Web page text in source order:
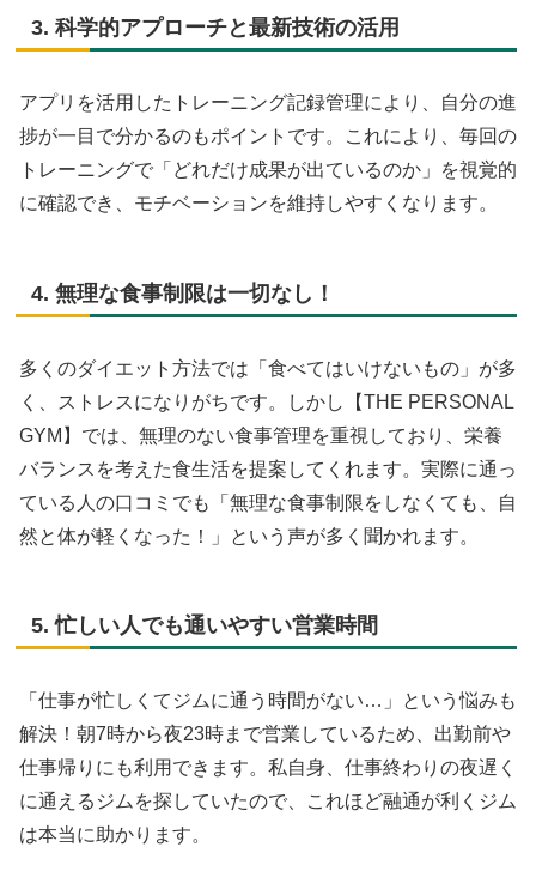
3. 科学的アプローチと最新技術の活用
アプリを活用したトレーニング記録管理により、自分の進
捗が一目で分かるのもポイントです。これにより、毎回の
トレーニングで「どれだけ成果が出ているのか」を視覚的
に確認でき、モチベーションを維持しやすくなります。
4. 無理な食事制限は一切なし！
多くのダイエット方法では「食べてはいけないもの」が多
く、ストレスになりがちです。しかし【THE PERSONAL
GYM】では、無理のない食事管理を重視しており、栄養
バランスを考えた食生活を提案してくれます。実際に通っ
ている人の口コミでも「無理な食事制限をしなくても、自
然と体が軽くなった！」という声が多く聞かれます。
5. 忙しい人でも通いやすい営業時間
「仕事が忙しくてジムに通う時間がない…」という悩みも
解決！朝7時から夜23時まで営業しているため、出勤前や
仕事帰りにも利用できます。私自身、仕事終わりの夜遅く
に通えるジムを探していたので、これほど融通が利くジム
は本当に助かります。